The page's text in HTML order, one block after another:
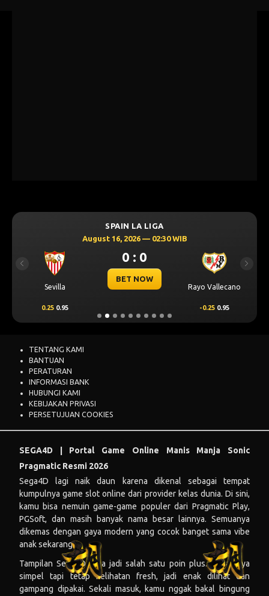
SPAIN LA LIGA
August 16, 2026 — 02:30 WIB
Sevilla
0 : 0
BET NOW
Rayo Vallecano
0.25 0.95 -0.25 0.95
Previous Next
TENTANG KAMI
BANTUAN
PERATURAN
INFORMASI BANK
HUBUNGI KAMI
KEBIJAKAN PRIVASI
PERSETUJUAN COOKIES
SEGA4D | Portal Game Online Manis Manja Sonic
Pragmatic Resmi 2026
Sega4D lagi naik daun karena dikenal sebagai tempat
kumpulnya game slot online dari provider kelas dunia. Di sini,
kamu bisa nemuin game-game populer dari Pragmatic Play,
PGSoft, dan masih banyak nama besar lainnya. Semuanya
dikemas dengan gaya modern yang cocok banget sama vibe
anak sekarang.
Tampilan Sega4D juga jadi salah satu poin plus. Desainnya
simpel tapi tetap kelihatan fresh, jadi enak dilihat dan
gampang dipakai. Sekali masuk, kamu nggak bakal bingung